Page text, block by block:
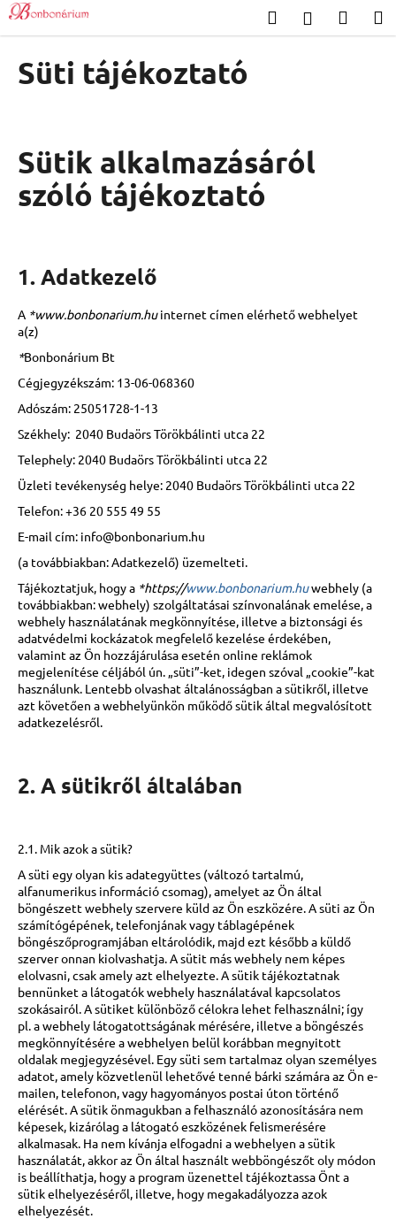
Ugrás
fő
Keresés Kosár
Süti tájékoztató
Sütik alkalmazásáról
szóló tájékoztató
1. Adatkezelő
A *www.bonbonarium.huinternet címen elérhető webhelyet
a(z)
*Bonbonárium Bt
Cégjegyzékszám: 13-06-068360
Adószám: 25051728-1-13
Székhely: 2040 Budaörs Törökbálinti utca 22
Telephely: 2040 Budaörs Törökbálinti utca 22
Üzleti tevékenység helye: 2040 Budaörs Törökbálinti utca 22
Telefon:+36 20 555 49 55
E-mail cím: info@bonbonarium.hu
(a továbbiakban: Adatkezelő) üzemelteti.
Tájékoztatjuk, hogy a *https://www.bonbonarium.huwebhely (a
továbbiakban: webhely) szolgáltatásai színvonalának emelése, a
webhely használatának megkönnyítése, illetve a biztonsági és
adatvédelmi kockázatok megfelelő kezelése érdekében,
valamint az Ön hozzájárulása esetén online reklámok
megjelenítése céljából ún. „süti”-ket, idegen szóval „cookie”-kat
használunk. Lentebb olvashat általánosságban a sütikről, illetve
azt követően a webhelyünkön működő sütik által megvalósított
adatkezelésről.
2. A sütikről általában
2.1. Mik azok a sütik?
A süti egy olyan kis adategyüttes (változó tartalmú,
alfanumerikus információ csomag), amelyet az Ön által
böngészett webhely szervere küld az Ön eszközére. A süti az Ön
számítógépének, telefonjának vagy táblagépének
böngészőprogramjában eltárolódik, majd ezt később a küldő
szerver onnan kiolvashatja. A sütit más webhely nem képes
elolvasni, csak amely azt elhelyezte. A sütik tájékoztatnak
bennünket a látogatók webhely használatával kapcsolatos
szokásairól. A sütiket különböző célokra lehet felhasználni; így
pl. a webhely látogatottságának mérésére, illetve a böngészés
megkönnyítésére a webhelyen belül korábban megnyitott
oldalak megjegyzésével. Egy süti sem tartalmaz olyan személyes
adatot, amely közvetlenül lehetővé tenné bárki számára az Ön e-
mailen, telefonon, vagy hagyományos postai úton történő
elérését. A sütik önmagukban a felhasználó azonosítására nem
képesek, kizárólag a látogató eszközének felismerésére
alkalmasak. Ha nem kívánja elfogadni a webhelyen a sütik
használatát, akkor az Ön által használt webböngészőt oly módon
is beállíthatja, hogy a program üzenettel tájékoztassa Önt a
sütik elhelyezéséről, illetve, hogy megakadályozza azok
elhelyezését.
K
o
Vissza
Vissza
k
e
r
?
j
á
n
l
j
u
k
RUBY
CSOKIPASZTILLA
1
420
Ft